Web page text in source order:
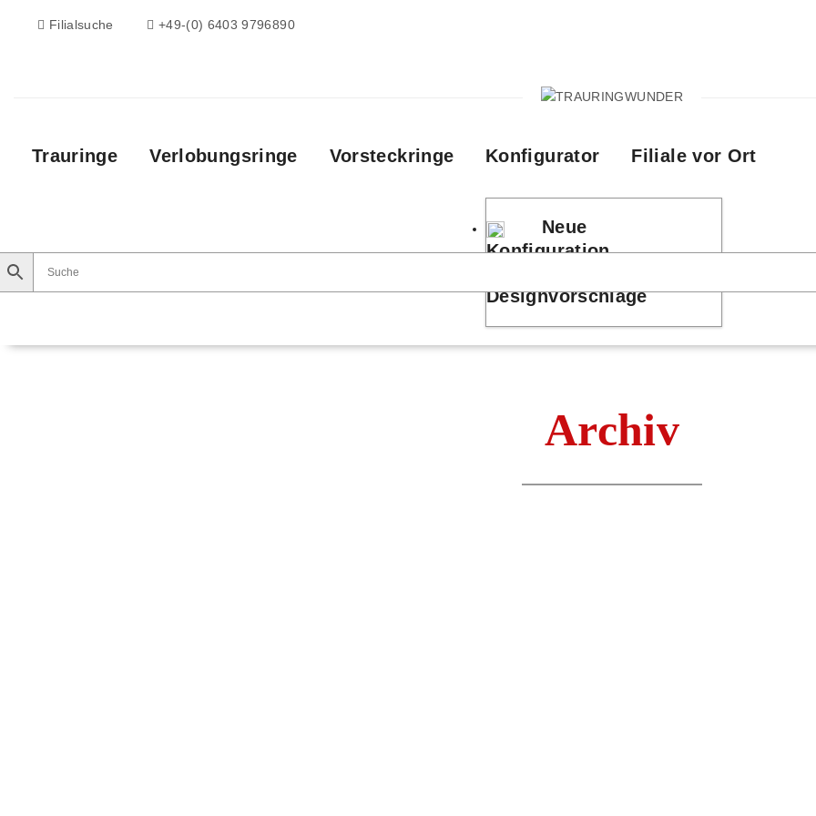
Filialsuche +49-(0) 6403 9796890
Trauringe Verlobungsringe Vorsteckringe Konfigurator
Neue
Konfiguration
Designvorschläge
Filiale vor Ort
Archiv